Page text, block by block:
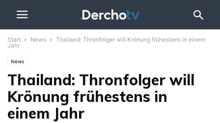
Start News
Thailand: Thronfolger will Krönung frühestens in einem
Jahr
News
Thailand: Thronfolger will
Krönung frühestens in
einem Jahr